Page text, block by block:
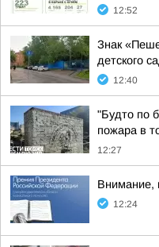
12:52
Знак
детского
12:40
"Будто по
пожара в
12:27
Внимание,
12:24